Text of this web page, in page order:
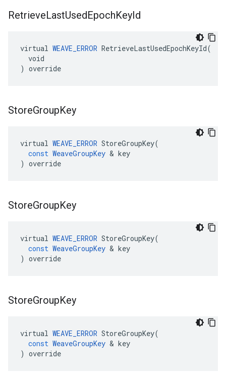
RetrieveLastUsedEpochKeyId
virtual WEAVE_ERROR RetrieveLastUsedEpochKeyId(
  void
) override
StoreGroupKey
virtual WEAVE_ERROR StoreGroupKey(
const WeaveGroupKey & key
) override
StoreGroupKey
virtual WEAVE_ERROR StoreGroupKey(
const WeaveGroupKey & key
) override
StoreGroupKey
virtual WEAVE_ERROR StoreGroupKey(
const WeaveGroupKey & key
) override